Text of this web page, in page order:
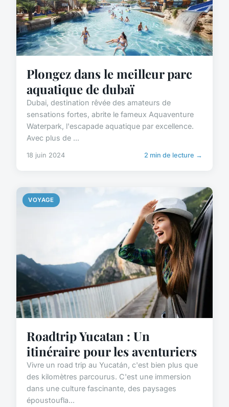
Plongez dans le meilleur parc
aquatique de dubaï
Dubai, destination rêvée des amateurs de
sensations fortes, abrite le fameux Aquaventure
Waterpark, l'escapade aquatique par excellence.
Avec plus de ...
18 juin 2024 2 min de lecture →
VOYAGE
Roadtrip Yucatan : Un
itinéraire pour les aventuriers
Vivre un road trip au Yucatán, c'est bien plus que
des kilomètres parcourus. C'est une immersion
dans une culture fascinante, des paysages
époustoufla...